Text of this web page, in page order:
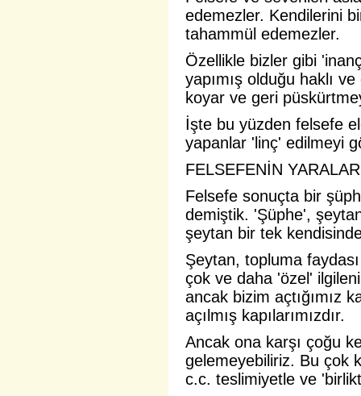
edemezler. Kendilerini
tahammül edemezler.
Özellikle bizler gibi
yapımış olduğu haklı
koyar ve geri
İşte bu yüzden felsefe
yapanlar 'linç' edilmeyi
FELSEFENİN
Felsefe sonuçta bir
demiştik. 'Şüphe',
şeytan bir tek
Şeytan, topluma
çok ve daha 'özel'
ancak bizim açtığımız
açılmış kapılarımızdır.
Ancak ona karşı çoğu
gelemeyebiliriz. Bu çok
c.c. teslimiyetle ve